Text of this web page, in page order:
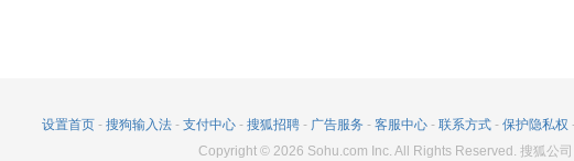
设置首页 - 搜狗输入法 - 支付中心 - 搜狐招聘 - 广告服务 - 客服中心 - 联系方式 - 保护隐私权
Copyright © 2026 Sohu.com Inc. All Rights Reserved. 搜狐公司